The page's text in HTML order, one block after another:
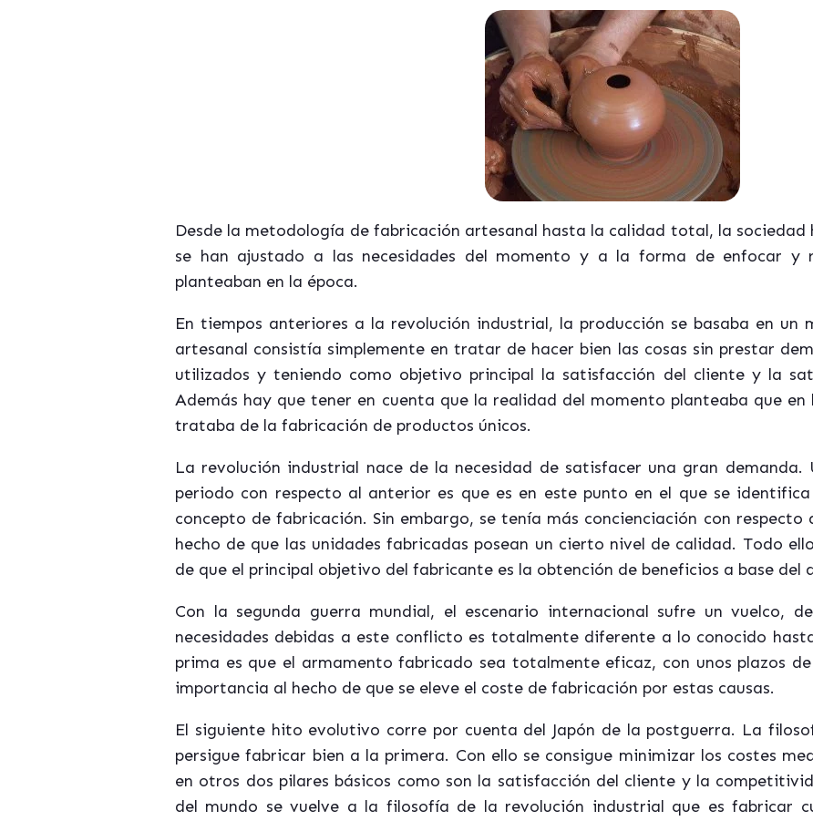
Desde la metodología de fabricación artesanal hasta la calidad total, la sociedad
se han ajustado a las necesidades del momento y a la forma de enfocar y
planteaban en la época.
En tiempos anteriores a la revolución industrial, la producción se basaba en un
artesanal consistía simplemente en tratar de hacer bien las cosas sin prestar
utilizados y teniendo como objetivo principal la satisfacción del cliente y la
Además hay que tener en cuenta que la realidad del momento planteaba que
trataba de la fabricación de productos únicos.
La revolución industrial nace de la necesidad de satisfacer una gran demanda.
periodo con respecto al anterior es que es en este punto en el que se
concepto de fabricación. Sin embargo, se tenía más concienciación con respecto
hecho de que las unidades fabricadas posean un cierto nivel de calidad. Todo
de que el principal objetivo del fabricante es la obtención de beneficios a base del
Con la segunda guerra mundial, el escenario internacional sufre un vuelco,
necesidades debidas a este conflicto es totalmente diferente a lo conocido
prima es que el armamento fabricado sea totalmente eficaz, con unos plazos
importancia al hecho de que se eleve el coste de fabricación por estas causas.
El siguiente hito evolutivo corre por cuenta del Japón de la postguerra. La
persigue fabricar bien a la primera. Con ello se consigue minimizar los costes
en otros dos pilares básicos como son la satisfacción del cliente y la
del mundo se vuelve a la filosofía de la revolución industrial que es fabricar